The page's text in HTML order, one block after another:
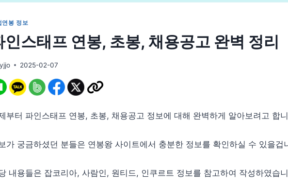
연봉 정보
인스태프 연봉, 초봉, 채용공고 완벽 정리
yjjo 2025-02-07
부터 파인스태프 연봉, 초봉, 채용공고 정보에 대해 완벽하게 알아보려고 합
가 궁금하셨던 분들은 연봉왕 사이트에서 충분한 정보를 확인하실 수 있을겁
내용들은 잡코리아, 사람인, 원티드, 인쿠르트 정보를 참고하여 작성하였습